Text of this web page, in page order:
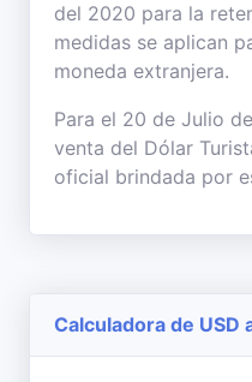
del 2020 para la
medidas se aplican
moneda extranjera.
Para el 20 de Julio
venta del Dólar
oficial brindada por
Calculadora de USD